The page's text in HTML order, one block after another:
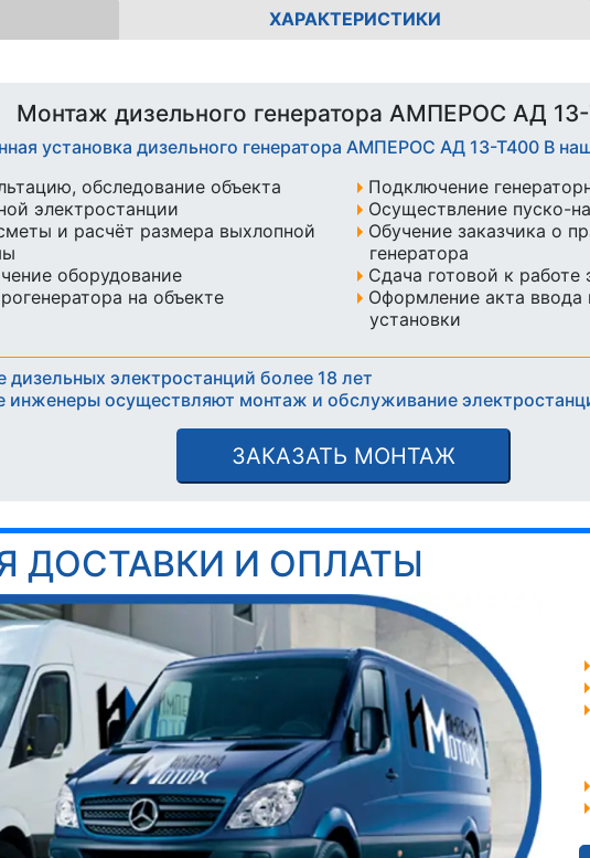
ХАРАКТЕРИСТИКИ
Монтаж дизельного генератора АМПЕРОС АД
установка дизельного генератора АМПЕРОС АД 13-Т400 B
обследование объекта
электростанции
и расчёт размера выхлопной
оборудование
на объекте
Подключение
Осуществление пуско-
Обучение заказчика о
генератора
Сдача готовой к работе
Оформление акта ввода
установки
дизельных электростанций более 18 лет
инженеры осуществляют монтаж и обслуживание
ЗАКАЗАТЬ МОНТАЖ
ДОСТАВКИ И ОПЛАТЫ